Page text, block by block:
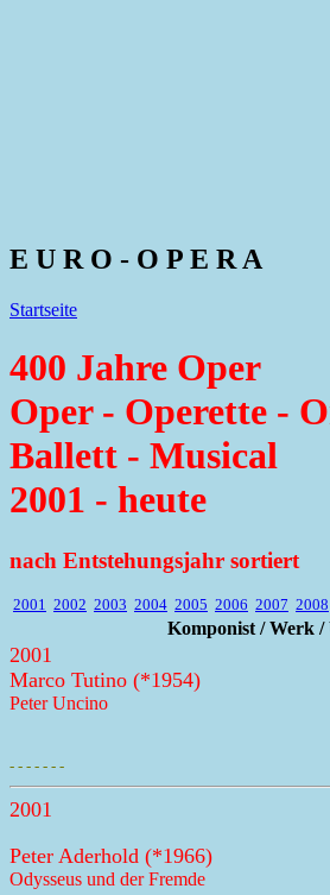
E U R O - O P E R A
Startseite
400 Jahre Oper
Oper - Operette -
Ballett - Musical
2001 - heute
nach Entstehungsjahr sortiert
2001 2002 2003 2004 2005 2006 2007 2008
Komponist / Werk /
2001
Marco Tutino (*1954)
Peter Uncino
- - - - - - -
2001
Peter Aderhold (*1966)
Odysseus und der Fremde